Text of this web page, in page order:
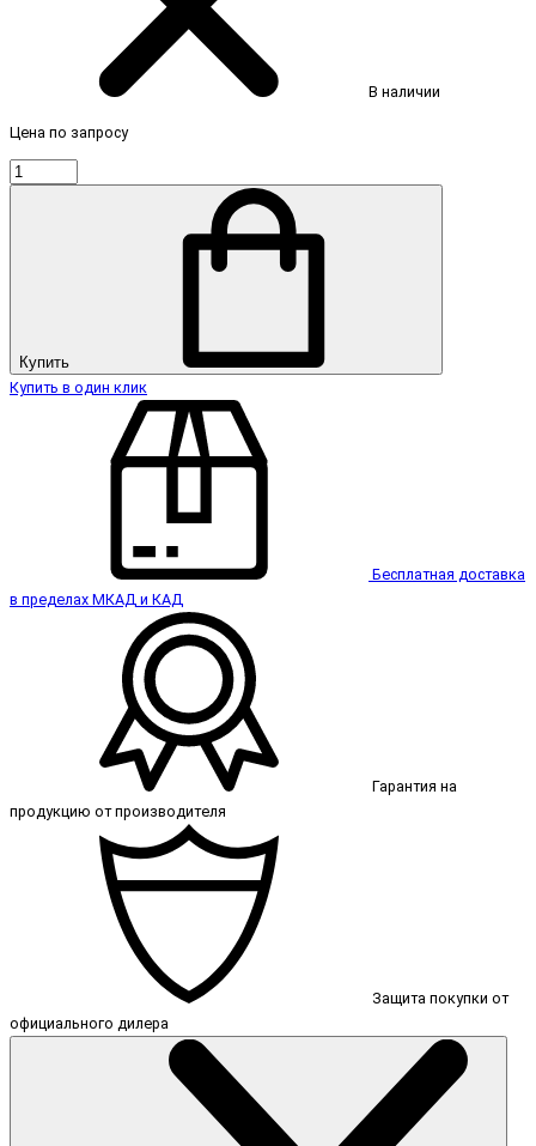
В наличии
Цена по запросу
Купить
Купить в один клик
Бесплатная доставка
в пределах МКАД и КАД
Гарантия на
продукцию от производителя
Защита покупки от
официального дилера